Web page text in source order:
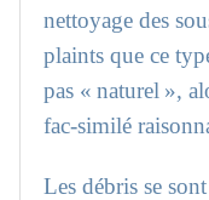
nettoyage des
plaints que ce
pas « naturel »,
fac-similé
Les débris se